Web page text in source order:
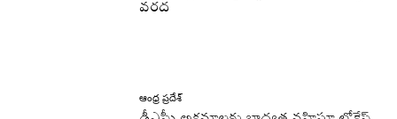
వరద
ఆంధ్ర ప్రదేశ్